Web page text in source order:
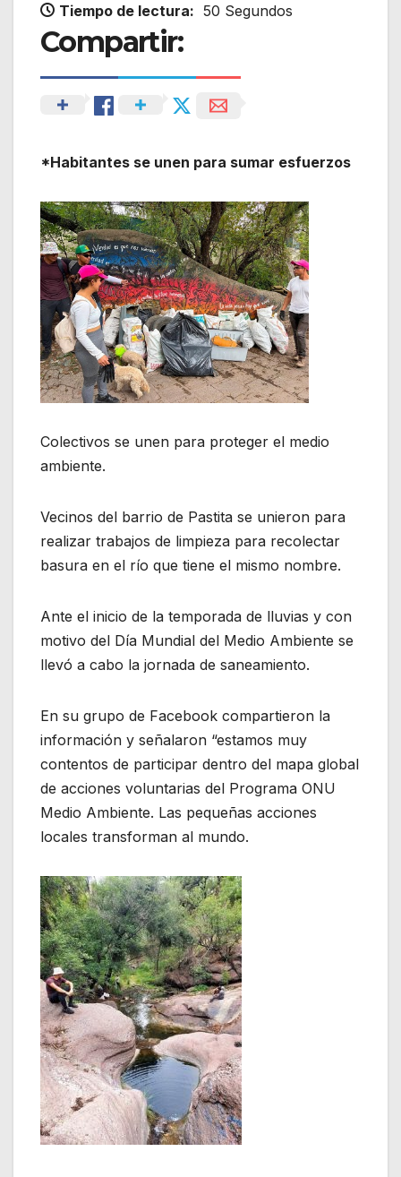
Tiempo de lectura: 50 Segundos
Compartir:
*Habitantes se unen para sumar esfuerzos
Colectivos se unen para proteger el medio
ambiente.
Vecinos del barrio de Pastita se unieron para
realizar trabajos de limpieza para recolectar
basura en el río que tiene el mismo nombre.
Ante el inicio de la temporada de lluvias y con
motivo del Día Mundial del Medio Ambiente se
llevó a cabo la jornada de saneamiento.
En su grupo de Facebook compartieron la
información y señalaron “estamos muy
contentos de participar dentro del mapa global
de acciones voluntarias del Programa ONU
Medio Ambiente. Las pequeñas acciones
locales transforman al mundo.